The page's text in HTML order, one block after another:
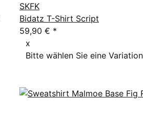
SKFK
Bidatz T-Shirt Script
59,90 € *
x
Bitte wählen Sie eine